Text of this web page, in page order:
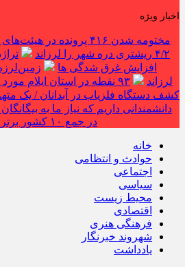
اخبار ویژه
مختومه شدن ۴۱۶ پرونده در هیئت‌های صلح ایلام
۴/۲ ریشتری دره شهر را لرزاند
افزایش غرق شدگی ها
لرزاند
۹۳ نقطه در استان ایلام مورد تهاجم قرار گرفته است
کشف دستگاه فلزیاب در آبدانان / یک
دانشمندانی داریم که نیاز ما به
در جمع ۱۰ کشور برتر فناوری هسته‌ای قرار دارد
خانه
حوادث و انتظامی
اجتماعی
سیاسی
محیط زیست
اقتصادی
فرهنگی هنری
شهروند خبرنگار
یادداشت